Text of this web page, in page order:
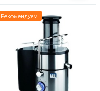
Рекомендуем